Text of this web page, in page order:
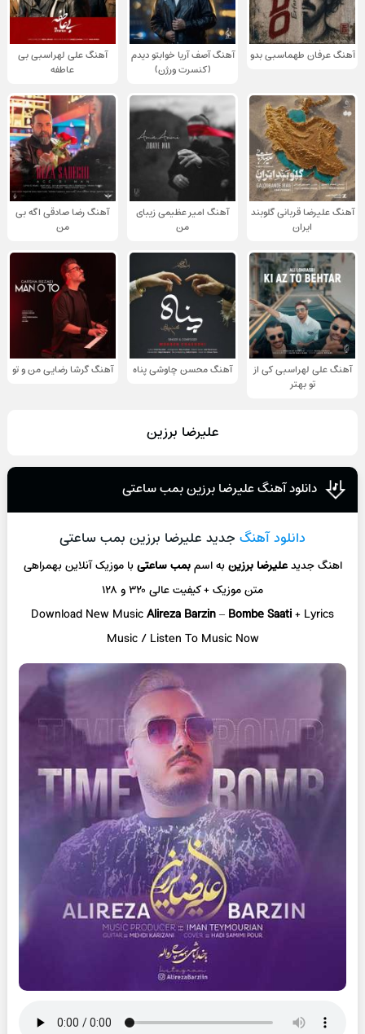
آهنگ عرفان طهماسبی بدو
آهنگ آصف آریا خوابتو دیدم
(کنسرت ورژن)
آهنگ علی لهراسبی بی
عاطفه
آهنگ علیرضا قربانی گلوبند
ایران
آهنگ امیر عظیمی زیبای
من
آهنگ رضا صادقی اگه بی
من
آهنگ علی لهراسبی کی از
تو ‌بهتر
آهنگ محسن چاوشی پناه آهنگ گرشا رضایی من و تو
علیرضا برزین
دانلود آهنگ علیرضا برزین بمب ساعتی
دانلود آهنگ جدید علیرضا برزین بمب ساعتی
اهنگ جدیدعلیرضا برزینبه اسمبمب ساعتیبا موزیک آنلاینبهمراهی
متن موزیک + کیفیت عالی ۳۲۰ و ۱۲۸
Download New MusicAlireza Barzin– Bombe Saati+ Lyrics
Music / Listen To Music Now